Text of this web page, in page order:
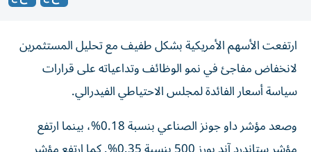
ارتفعت الأسهم الأمريكية بشكل طفيف مع تحليل المستثمرين
لانخفاض مفاجئ في نمو الوظائف وتداعياته على قرارات
سياسة أسعار الفائدة لمجلس الاحتياطي الفيدرالي.
وصعد مؤشر داو جونز الصناعي بنسبة 0.18%، بينما ارتفع